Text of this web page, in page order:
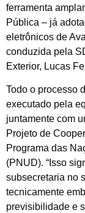
ferramenta
Pública – já
eletrônicos de
conduzida pela
Exterior, Lucas
Todo o processo
executado pela
juntamente com
Projeto de
Programa das
(PNUD). “Isso
subsecretaria no
tecnicamente
previsibilidade e